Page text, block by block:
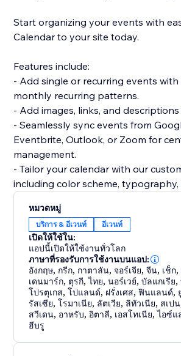
Start organizing your events with
Calendar to your site today.
Features include:
- Add single or recurring events with
monthly recurring patterns.
- Add images, links, and
- Seamlessly sync events from
Eventbrite, Outlook, or Zoom for
management.
- Tailor your calendar with our
including color scheme, typography,
- Choose from Month, Week,
views, customizable to your
- Create a community calendar with
submission feature - collect, review
events submitted by your visitors.
- Full time zone control. Set one
events, show them in the event's
them in the visitor's local time.
หมวดหมู่
บริการ & อีเวนท์ อีเวนท์
เปิดให้ใช้ใน:
แอปนี้เปิดให้ใช้งานทั่วโลก
ภาษาที่รองรับการใช้งานบนแอป:
อังกฤษ, กรีก, กาตาลัน,จอร์เจีย,จีน, เช็ก,
เดนมาร์ก, ตุรกี,ไทย,นอร์เวย์,บัลแกเรีย,
โปรตุเกส,โปแลนด์, ฝรั่งเศส,ฟินแลนด์,
รัสเซีย,โรมาเนีย, ลัตเวีย, ลิทัวเนีย, สเปน
สวีเดน, อาหรับ,อิตาลี, เอสโทเนีย,ไอซ์แ
ฮีบรู